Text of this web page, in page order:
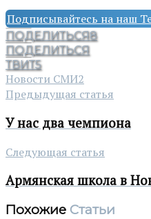
Подписывайтесь на наш
ПОДЕЛИТЬСЯ8
ПОДЕЛИТЬСЯ
ТВИТ5
Новости СМИ2
Предыдущая статья
У нас два чемпиона
Следующая статья
Армянская школа в
Похожие Статьи